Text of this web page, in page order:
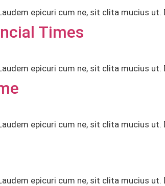
epicuri cum ne, sit clita mucius ut.
Times
epicuri cum ne, sit clita mucius ut.
epicuri cum ne, sit clita mucius ut.
epicuri cum ne, sit clita mucius ut.